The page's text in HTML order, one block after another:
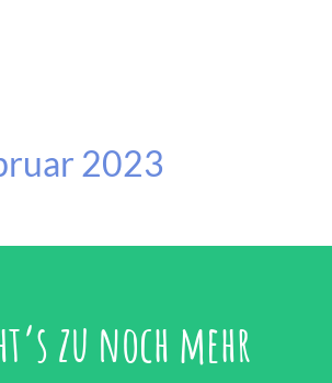
2023
zu noch mehr